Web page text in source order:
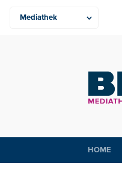
HOME